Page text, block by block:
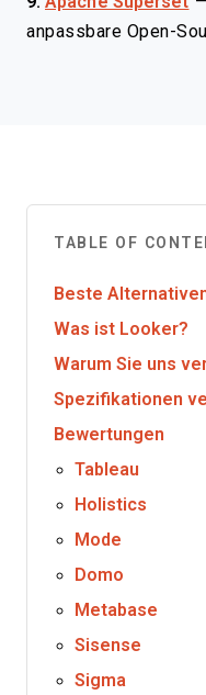
anpassbare Open-
TABLE OF
Beste
Was ist Looker?
Warum Sie uns
Spezifikationen
Bewertungen
Tableau
Holistics
Mode
Domo
Metabase
Sisense
Sigma